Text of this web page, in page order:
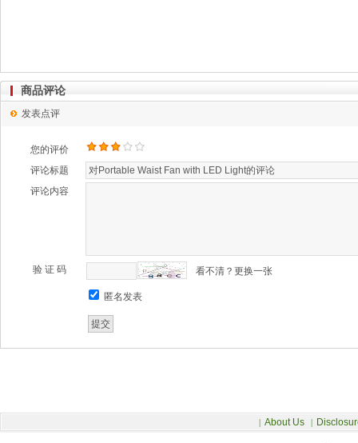
商品评论
发表点评
您的评价
评论标题
评论内容
验 证 码 看不清？更换一张
匿名发表
| About Us |